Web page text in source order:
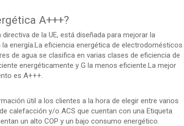
A+++?
de la UE, está diseñada para mejorar la
energía.La eficiencia energética de electrodomésticos
de agua se clasifica en varias clases de eficiencia de
energéticamente y G la menos eficiente.La mejor
es A+++.
útil a los clientes a la hora de elegir entre varios
calefacción y/o ACS que cuentan con una Etiqueta
un alto COP y un bajo consumo energético.